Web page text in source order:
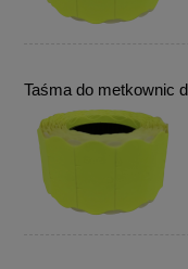
Taśma do metkownic